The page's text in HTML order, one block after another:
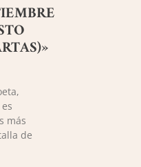
más
de